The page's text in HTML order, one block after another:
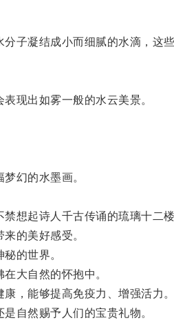
凝结成小而细腻的水滴，这些
现出如雾一般的水云美景。
幻的水墨画。
起诗人千古传诵的琉璃十二楼
的美好感受。
的世界。
大自然的怀抱中。
，能够提高免疫力、增强活力。
自然赐予人们的宝贵礼物。